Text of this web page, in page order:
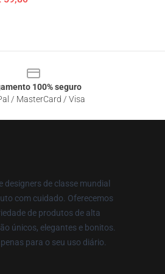
100% seguro
/ MasterCard / Visa
designers de classe mundial
com cuidado. Oferecemos
de produtos de alta
únicos, elegantes e bonitos.
para o seu uso diário.